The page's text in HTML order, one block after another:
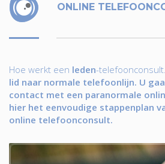
ONLINE
Hoe werkt een leden-telefoonconsult.
lid naar normale telefoonlijn. U
contact met een paranormale
hier het eenvoudige stappenplan
online telefoonconsult.